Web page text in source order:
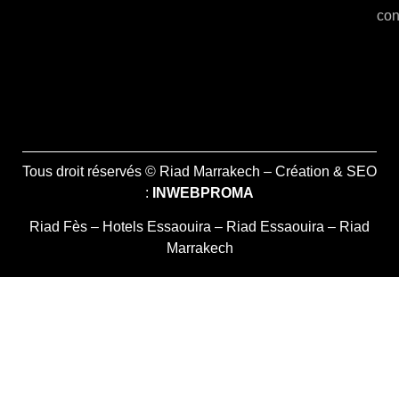
Tous droit réservés © Riad Marrakech – Création & SEO
:
INWEBPROMA
Riad Fès – Hotels Essaouira – Riad Essaouira – Riad
Marrakech